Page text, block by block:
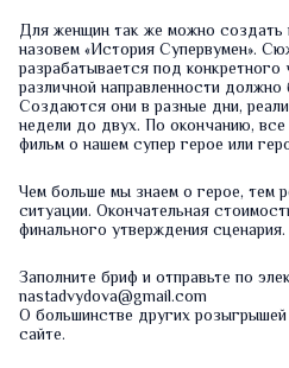
Для женщин так же можно
назовем «История Супервумен».
разрабатывается под конкретного
различной направленности
Создаются они в разные дни,
недели до двух. По окончанию,
фильм о нашем супер герое или
Чем больше мы знаем о герое, тем
ситуации. Окончательная
финального утверждения сценария.
Заполните брифи отправьте по
nastadvydova@gmail.com
О большинстве другихрозыгрышей
сайте.